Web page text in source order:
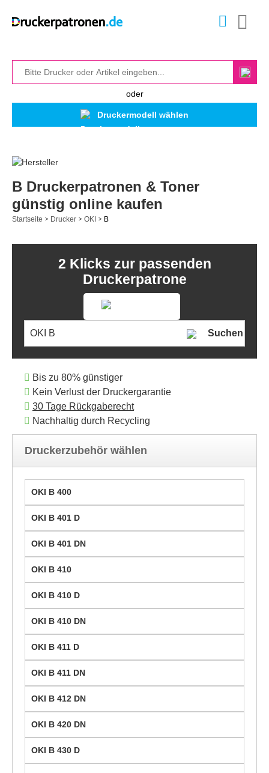
Druckermodell wählen
oder
B Druckerpatronen & Toner
günstig online kaufen
Startseite > Drucker > OKI > B
2 Klicks zur passenden
Druckerpatrone
Suchen
Bis zu 80% günstiger
Kein Verlust der Druckergarantie
30 Tage Rückgaberecht
Nachhaltig durch Recycling
Druckerzubehör wählen
OKI B 400
OKI B 401 D
OKI B 401 DN
OKI B 410
OKI B 410 D
OKI B 410 DN
OKI B 411 D
OKI B 411 DN
OKI B 412 DN
OKI B 420 DN
OKI B 430 D